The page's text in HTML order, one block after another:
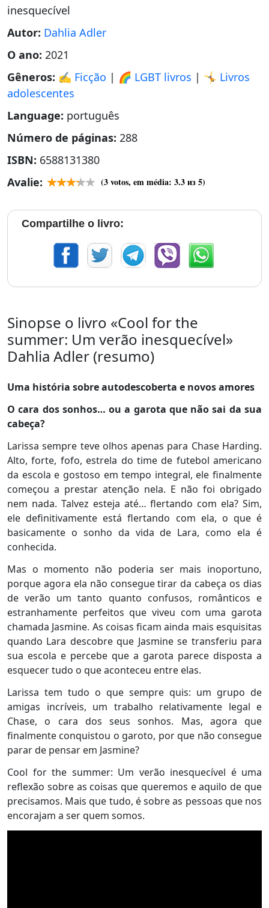
inesquecível
Autor: Dahlia Adler
O ano: 2021
Gêneros: ✍️ Ficção | 🌈 LGBT livros | 🤸 Livros
adolescentes
Language: português
Número de páginas: 288
ISBN: 6588131380
Avalie:
(3votos, em média: 3.3из 5)
Compartilhe o livro:
Sinopse o livro «Cool for the
summer: Um verão inesquecível»
Dahlia Adler (resumo)
Uma história sobre autodescoberta e novos amores
O cara dos sonhos… ou a garota que não sai da sua
cabeça?
Larissa sempre teve olhos apenas para Chase Harding.
Alto, forte, fofo, estrela do time de futebol americano
da escola e gostoso em tempo integral, ele finalmente
começou a prestar atenção nela. E não foi obrigado
nem nada. Talvez esteja até… flertando com ela? Sim,
ele definitivamente está flertando com ela, o que é
basicamente o sonho da vida de Lara, como ela é
conhecida.
Mas o momento não poderia ser mais inoportuno,
porque agora ela não consegue tirar da cabeça os dias
de verão um tanto quanto confusos, românticos e
estranhamente perfeitos que viveu com uma garota
chamada Jasmine. As coisas ficam ainda mais esquisitas
quando Lara descobre que Jasmine se transferiu para
sua escola e percebe que a garota parece disposta a
esquecer tudo o que aconteceu entre elas.
Larissa tem tudo o que sempre quis: um grupo de
amigas incríveis, um trabalho relativamente legal e
Chase, o cara dos seus sonhos. Mas, agora que
finalmente conquistou o garoto, por que não consegue
parar de pensar em Jasmine?
Cool for the summer: Um verão inesquecível é uma
reflexão sobre as coisas que queremos e aquilo de que
precisamos. Mais que tudo, é sobre as pessoas que nos
encorajam a ser quem somos.